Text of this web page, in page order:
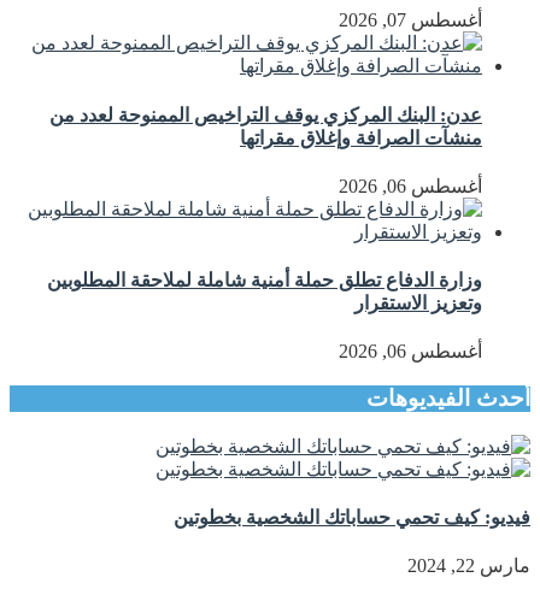
أغسطس 07, 2026
عدن: البنك المركزي يوقف التراخيص الممنوحة لعدد من
منشآت الصرافة وإغلاق مقراتها
أغسطس 06, 2026
وزارة الدفاع تطلق حملة أمنية شاملة لملاحقة المطلوبين
وتعزيز الاستقرار
أغسطس 06, 2026
أحدث الفيديوهات
فيديو: كيف تحمي حساباتك الشخصية بخطوتين
مارس 22, 2024